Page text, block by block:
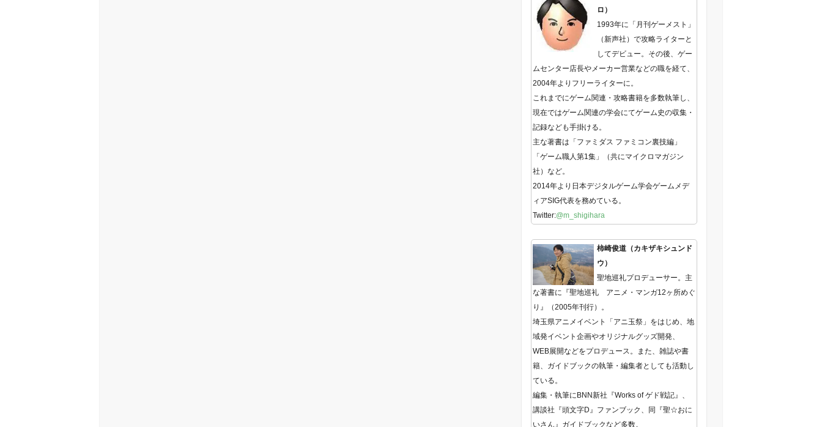
ロ）
1993年に「月刊ゲーメスト」
（新声社）で攻略ライターと
してデビュー。その後、ゲー
ムセンター店長やメーカー営業などの職を経て、
2004年よりフリーライターに。
これまでにゲーム関連・攻略書籍を多数執筆し、
現在ではゲーム関連の学会にてゲーム史の収集・
記録なども手掛ける。
主な著書は「ファミダス ファミコン裏技編」
「ゲーム職人第1集」（共にマイクロマガジン
社）など。
2014年より日本デジタルゲーム学会ゲームメデ
ィアSIG代表を務めている。
Twitter:@m_shigihara
柿崎俊道（カキザキシュンド
ウ）
聖地巡礼プロデューサー。主
な著書に『聖地巡礼 アニメ・マンガ12ヶ所めぐ
り』（2005年刊行）。
埼玉県アニメイベント「アニ玉祭」をはじめ、地
域発イベント企画やオリジナルグッズ開発、
WEB展開などをプロデュース。また、雑誌や書
籍、ガイドブックの執筆・編集者としても活動し
ている。
編集・執筆にBNN新社『Works of ゲド戦記』、
講談社『頭文字D』ファンブック、同『聖☆おに
いさん』ガイドブックなど多数。